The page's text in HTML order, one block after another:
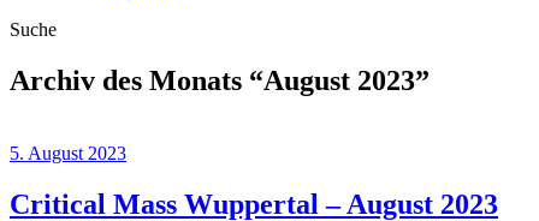
Suche
Archiv des Monats “August 2023”
5. August 2023
Critical Mass Wuppertal – August 2023